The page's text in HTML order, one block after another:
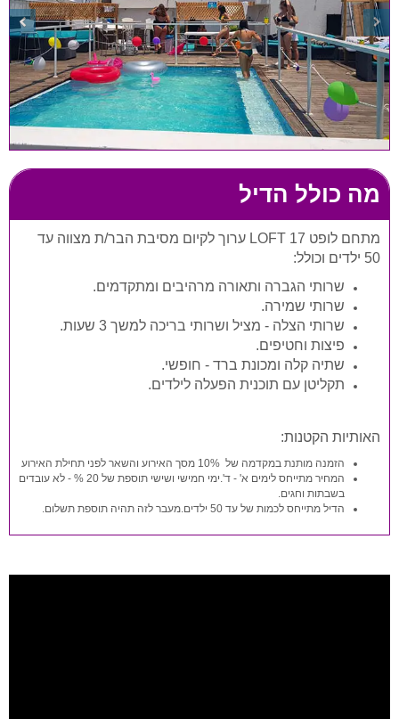
מה כולל הדיל
מתחם לופט LOFT 17 ערוך לקיום מסיבת הבר/ת מצווה עד
50 ילדים וכולל:
שרותי הגברה ותאורה מרהיבים ומתקדמים.
שרותי שמירה.
שרותי הצלה - מציל ושרותי בריכה למשך 3 שעות.
פיצות וחטיפים.
שתיה קלה ומכונת ברד - חופשי.
תקליטן עם תוכנית הפעלה לילדים.
האותיות הקטנות:
הזמנה מותנת במקדמה של 10% מסך האירוע והשאר לפני תחילת האירוע
המחיר מתייחס לימים א' - ד'.ימי חמישי ושישי תוספת של 20 % - לא עובדים
בשבתות וחגים.
הדיל מתייחס לכמות של עד 50 ילדים.מעבר לזה תהיה תוספת תשלום.